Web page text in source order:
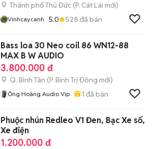
Thành phố Thủ Đức (P. Cát Lái mới)
Vinhcaycanh 5.0 528 đã bán
Bass loa 30 Neo coil 86 WN12-88
MAX B W AUDIO
3.800.000 đ
Q. Bình Tân (P. Bình Trị Đông mới)
Ông Hoàng Audio Vip 1 đã bán
Phuộc nhún Redleo V1 Đen, Bạc Xe số,
Xe điện
1.200.000 đ